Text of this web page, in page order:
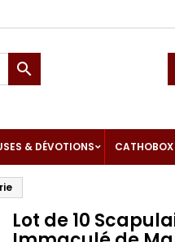

& DÉVOTIONS CATHOBOX
Lot de 10